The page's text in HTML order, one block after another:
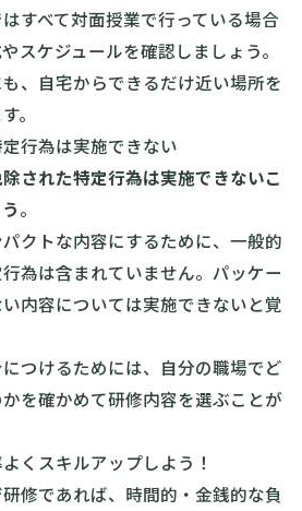
すべて対面授業で行っている場合
スケジュールを確認しましょう。
、自宅からできるだけ近い場所を
。
行為は実施できない
された特定行為は実施できないこ
。
クトな内容にするために、一般的
為は含まれていません。パッケー
内容については実施できないと覚
つけるためには、自分の職場でど
を確かめて研修内容を選ぶことが
くスキルアップしよう！
修であれば、時間的・金銭的な負